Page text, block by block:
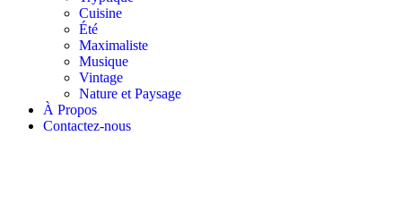
Cuisine
Été
Maximaliste
Musique
Vintage
Nature et Paysage
À Propos ​
Contactez-nous